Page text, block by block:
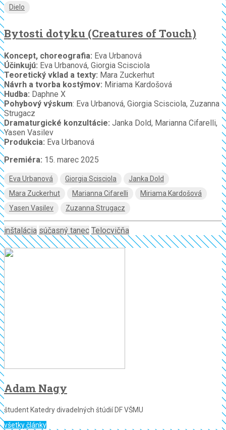
Dielo
Bytosti dotyku (Creatures of Touch)
Koncept, choreografia: Eva Urbanová
Účinkujú: Eva Urbanová, Giorgia Scisciola
Teoretický vklad a texty: Mara Zuckerhut
Návrh a tvorba kostýmov: Miriama Kardošová
Hudba: Daphne X
Pohybový výskum: Eva Urbanová, Giorgia Scisciola, Zuzanna
Strugacz
Dramaturgické konzultácie: Janka Dold, Marianna Cifarelli,
Yasen Vasilev
Produkcia: Eva Urbanová
Premiéra: 15. marec 2025
Eva Urbanová Giorgia Scisciola
Janka Dold
Mara Zuckerhut
Marianna Cifarelli
Miriama Kardošová
Yasen Vasilev
Zuzanna Strugacz
inštalácia súčasný tanec Telocvičňa
Adam Nagy
študent Katedry divadelných štúdií DF VŠMU
všetky články